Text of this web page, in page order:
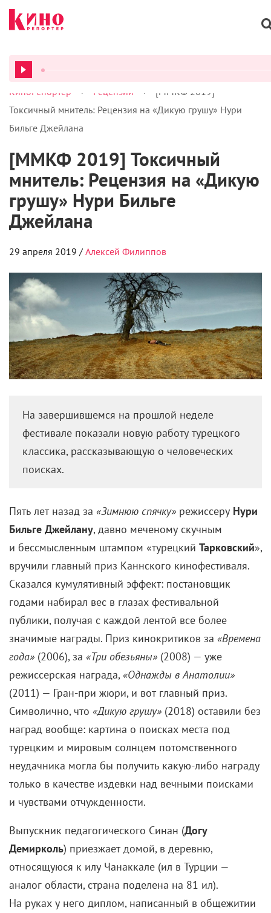
ВСЕ ПОДКАСТЫ
КиноРепортер > Рецензии >
[ММКФ 2019]
Токсичный мнитель: Рецензия на «Дикую грушу» Нури
Бильге Джейлана
[ММКФ 2019] Токсичный
мнитель: Рецензия на «Дикую
грушу» Нури Бильге
Джейлана
29 апреля 2019 / Алексей Филиппов
На завершившемся на прошлой неделе
фестивале показали новую работу турецкого
классика, рассказывающую о человеческих
поисках.
Пять лет назад за «Зимнюю спячку» режиссеру Нури
Бильге Джейлану, давно меченому скучным
и бессмысленным штампом «турецкий Тарковский»,
вручили главный приз Каннского кинофестиваля.
Сказался кумулятивный эффект: постановщик
годами набирал вес в глазах фестивальной
публики, получая с каждой лентой все более
значимые награды. Приз кинокритиков за «Времена
года» (2006), за «Три обезьяны» (2008) — уже
режиссерская награда,«Однажды в Анатолии»
(2011) — Гран-при жюри, и вот главный приз.
Символично, что «Дикую грушу» (2018) оставили без
наград вообще: картина о поисках места под
турецким и мировым солнцем потомственного
неудачника могла бы получить какую-либо награду
только в качестве издевки над вечными поисками
и чувствами отчужденности.
Выпускник педагогического Синан (Догу
Демирколь) приезжает домой, в деревню,
относящуюся к илу Чанаккале (ил в Турции —
аналог области, страна поделена на 81 ил).
На руках у него диплом, написанный в общежитии